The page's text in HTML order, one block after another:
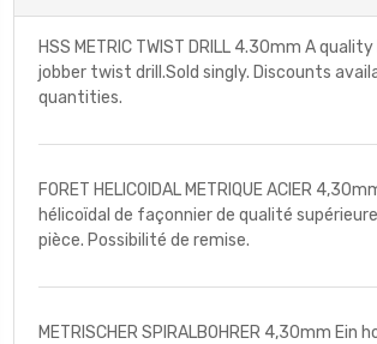
HSS METRIC TWIST DRILL 4.30mm A
jobber twist drill.Sold singly. Discounts
quantities.
FORET HELICOIDAL METRIQUE ACIER
hélicoïdal de façonnier de qualité
pièce. Possibilité de remise.
METRISCHER SPIRALBOHRER 4,30mm Ein